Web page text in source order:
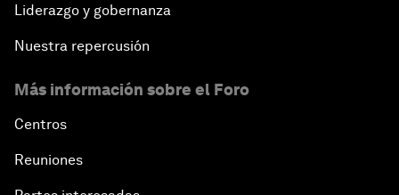
Liderazgo y gobernanza
Nuestra repercusión
Más información sobre el Foro
Centros
Reuniones